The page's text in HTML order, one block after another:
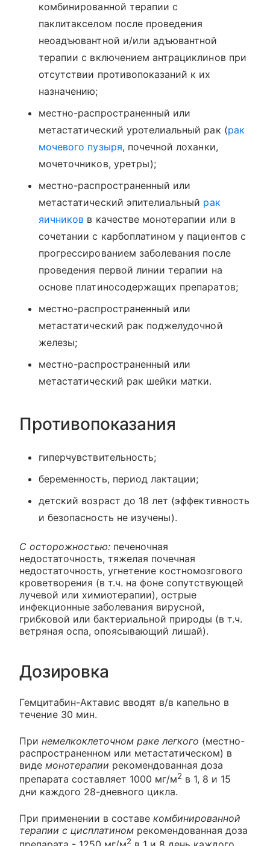
комбинированной терапии с
паклитакселом после проведения
неоадъювантной и/или адъювантной
терапии с включением антрациклинов при
отсутствии противопоказаний к их
назначению;
местно-распространенный или
метастатический уротелиальный рак (рак
мочевого пузыря, почечной лоханки,
мочеточников, уретры);
местно-распространенный или
метастатический эпителиальный рак
яичников в качестве монотерапии или в
сочетании с карбоплатином у пациентов с
прогрессированием заболевания после
проведения первой линии терапии на
основе платиносодержащих препаратов;
местно-распространенный или
метастатический рак поджелудочной
железы;
местно-распространенный или
метастатический рак шейки матки.
Противопоказания
гиперчувствительность;
беременность, период лактации;
детский возраст до 18 лет (эффективность
и безопасность не изучены).
С осторожностью: печеночная
недостаточность, тяжелая почечная
недостаточность, угнетение костномозгового
кроветворения (в т.ч. на фоне сопутствующей
лучевой или химиотерапии), острые
инфекционные заболевания вирусной,
грибковой или бактериальной природы (в т.ч.
ветряная оспа, опоясывающий лишай).
Дозировка
Гемцитабин-Актавис вводят в/в капельно в
течение 30 мин.
При немелкоклеточном раке легкого (местно-
распространенном или метастатическом) в
виде монотерапии рекомендованная доза
препарата составляет 1000 мг/м2 в 1, 8 и 15
дни каждого 28-дневного цикла.
При применении в составе комбинированной
терапии с цисплатином рекомендованная доза
2